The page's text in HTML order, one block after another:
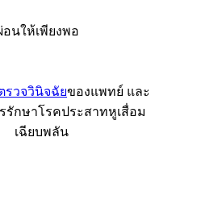
นให้เพียงพอ
วจวินิจฉัยของแพทย์ และ
รักษาโรคประสาทหูเสื่อม
เฉียบพลัน